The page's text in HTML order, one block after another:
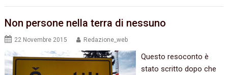
Non persone nella terra di nessuno
22 Novembre 2015 Redazione_web
Questo resoconto è
stato scritto dopo che